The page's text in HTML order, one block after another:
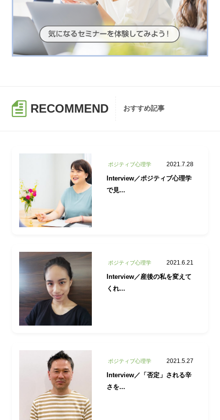
RECOMMEND おすすめ記事
ポジティブ心理学 2021.7.28
Interview／ポジティブ心理学
で見...
ポジティブ心理学 2021.6.21
Interview／産後の私を変えて
くれ...
ポジティブ心理学 2021.5.27
Interview／「否定」される辛
さを...